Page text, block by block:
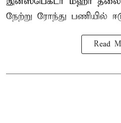
நேற்று ரோந்து பணியில்
Read